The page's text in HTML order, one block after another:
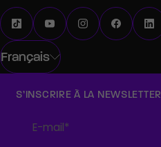
Français
S’INSCRIRE À LA NEWSLETTER